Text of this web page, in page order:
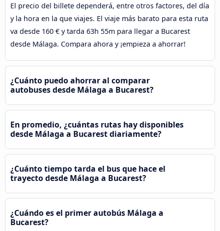
El precio del billete dependerá, entre otros factores, del día
y la hora en la que viajes. El viaje más barato para esta ruta
va desde 160 € y tarda 63h 55m para llegar a Bucarest
desde Málaga. Compara ahora y ¡empieza a ahorrar!
¿Cuánto puedo ahorrar al comparar
autobuses desde Málaga a Bucarest?
En promedio, ¿cuántas rutas hay disponibles
desde Málaga a Bucarest diariamente?
¿Cuánto tiempo tarda el bus que hace el
trayecto desde Málaga a Bucarest?
¿Cuándo es el primer autobús Málaga a
Bucarest?